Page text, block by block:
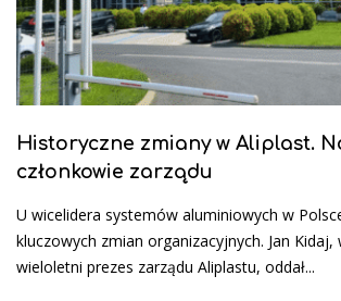
Historyczne zmiany w Aliplast.
członkowie zarządu
U wicelidera systemów aluminiowych w
kluczowych zmian organizacyjnych. Jan Kidaj,
wieloletni prezes zarządu Aliplastu, oddał...